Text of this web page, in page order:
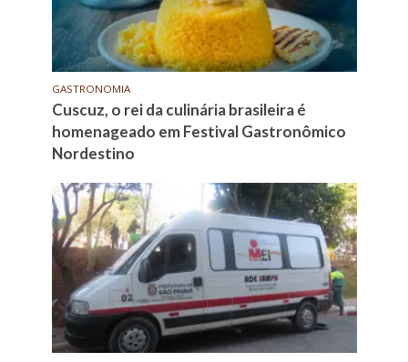
GASTRONOMIA
Cuscuz, o rei da culinária brasileira é
homenageado em Festival Gastronômico
Nordestino